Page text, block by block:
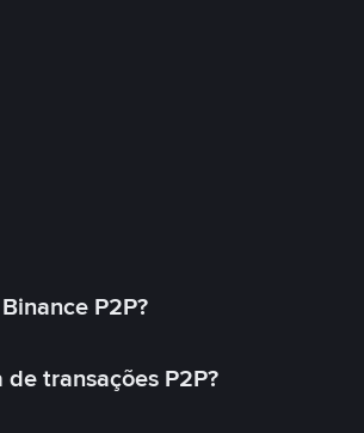
P2P?
transações P2P?